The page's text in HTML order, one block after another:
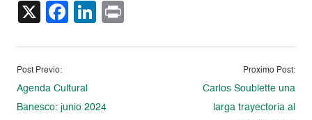
X Facebook
LinkedIn
Post Previo:
Agenda Cultural
Banesco: junio 2024
Proximo Post:
Carlos Soublette una
larga trayectoria al